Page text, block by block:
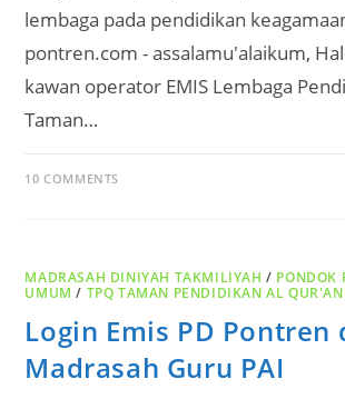
lembaga pada pendidikan
pontren.com - assalamu'alaikum,
kawan operator EMIS Lembaga
Taman…
10 COMMENTS
MADRASAH DINIYAH TAKMILIYAH / PONDOK
UMUM / TPQ TAMAN PENDIDIKAN AL QUR'AN
Login Emis PD Pontren
Madrasah Guru PAI